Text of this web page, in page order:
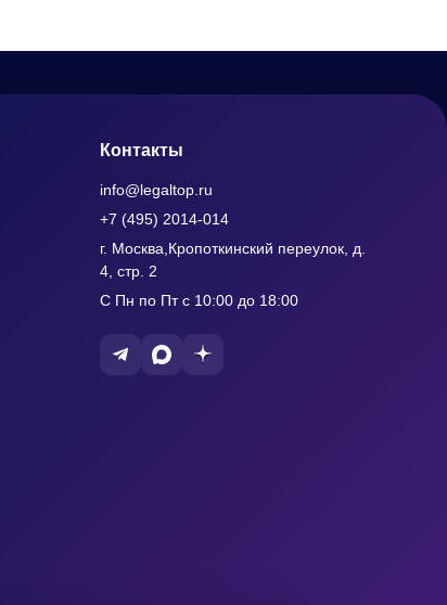
Контакты
info@legaltop.ru
+7 (495) 2014-014
г. Москва,Кропоткинский переулок, д.
4, стр. 2
С Пн по Пт с 10:00 до 18:00